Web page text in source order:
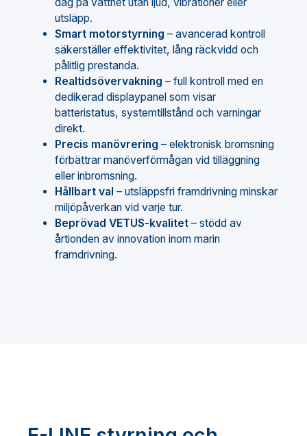
dag på vattnet utan ljud, vibrationer eller
utsläpp.
Smart motorstyrning – avancerad kontroll
säkerställer effektivitet, lång räckvidd och
pålitlig prestanda.
Realtidsövervakning – full kontroll med en
dedikerad displaypanel som visar
batteristatus, systemtillstånd och varningar
direkt.
Precis manövrering – elektronisk bromsning
förbättrar manöverförmågan vid tilläggning
eller inbromsning.
Hållbart val – utsläppsfri framdrivning minskar
miljöpåverkan vid varje tur.
Beprövad VETUS-kvalitet – stödd av
årtionden av innovation inom marin
framdrivning.